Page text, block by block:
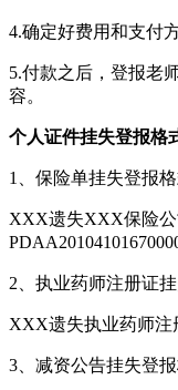
4.确定好费用和支付
5.付款之后，登报老
容。
个人证件挂失登报格
1、保险单挂失登报格
XXX遗失XXX保险
2、执业药师注册证
XXX遗失执业药师
3、减资公告挂失登报